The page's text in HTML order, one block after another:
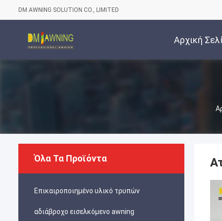
DM AWNING SOLUTION CO., LIMITED
Αρχική
Όλα Τα Προϊόντα
Επικαιροποιημένο υλικό τρυπών
αδιάβροχο εισελκόμενο awning